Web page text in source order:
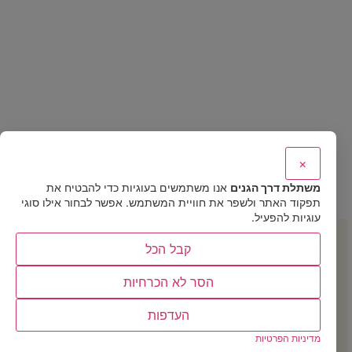
×
משתלת דרך הגנים אנו משתמשים בעוגיות כדי להבטיח את
תפקוד האתר ולשפר את חוויית המשתמש. אפשר לבחור אילו סוגי
עוגיות להפעיל.
קבל הכל
הסר לא הכרחיות
העדפות
מדיניות הפרטיות
קחו 10% הנחה לקנייה הראשונה
מתכננים להכניס קצת טבע הביתה? השאירו פרטים וקבלו קוד קופון
להבטחה ושמירת ההטבה שלחו
פרטים: